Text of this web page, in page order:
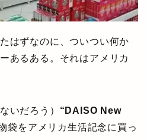
はずなのに、ついつい何か
あるある。それはアメリカ
いだろう） “DAISO New
袋をアメリカ生活記念に買っ